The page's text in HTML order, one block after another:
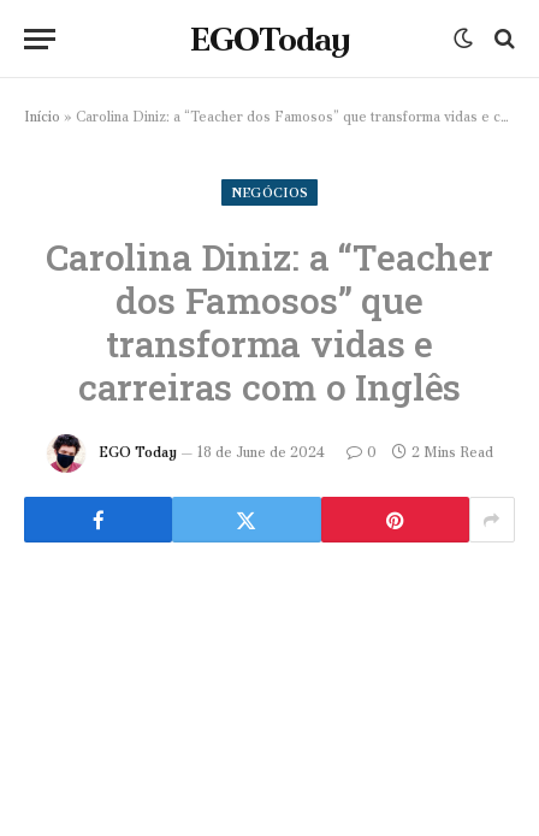
EGOToday
Início » Carolina Diniz: a “Teacher dos Famosos” que transforma vidas e carreiras com o Inglês
NEGÓCIOS
Carolina Diniz: a “Teacher
dos Famosos” que
transforma vidas e
carreiras com o Inglês
EGO Today 18 de June de 2024 0 2 Mins Read